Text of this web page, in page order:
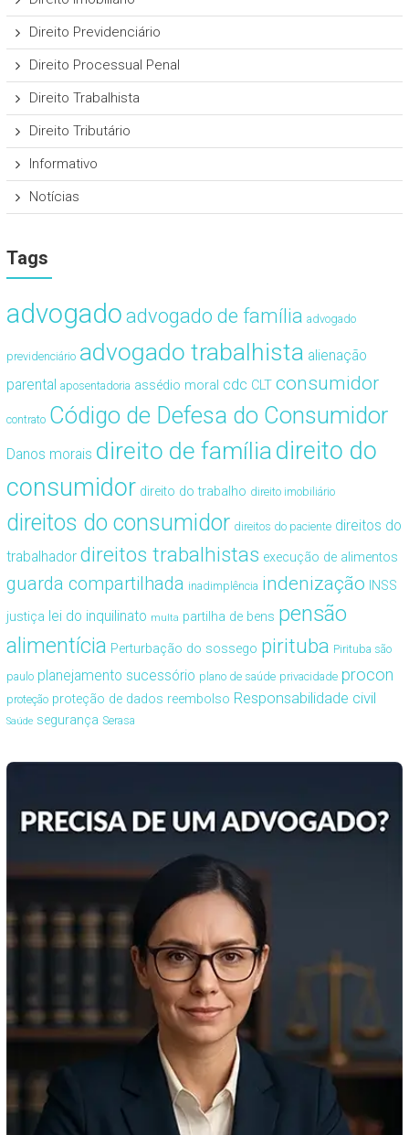
Direito Previdenciário
Direito Processual Penal
Direito Trabalhista
Direito Tributário
Informativo
Notícias
Tags
advogado advogado de família advogado
previdenciário advogado trabalhista alienação
parental aposentadoria assédio moral cdc CLT consumidor
contrato Código de Defesa do Consumidor
Danos morais direito de famíliadireito do
consumidor direito do trabalho direito imobiliário
direitos do consumidor direitos do paciente direitos do
trabalhador direitos trabalhistas execução de alimentos
guarda compartilhada inadimplência indenização INSS
justiça lei do inquilinato multa partilha de bens pensão
alimentícia Perturbação do sossego pirituba Pirituba são
paulo planejamento sucessório plano de saúde privacidade procon
proteção proteção de dados reembolso Responsabilidade civil
Saúde segurança Serasa